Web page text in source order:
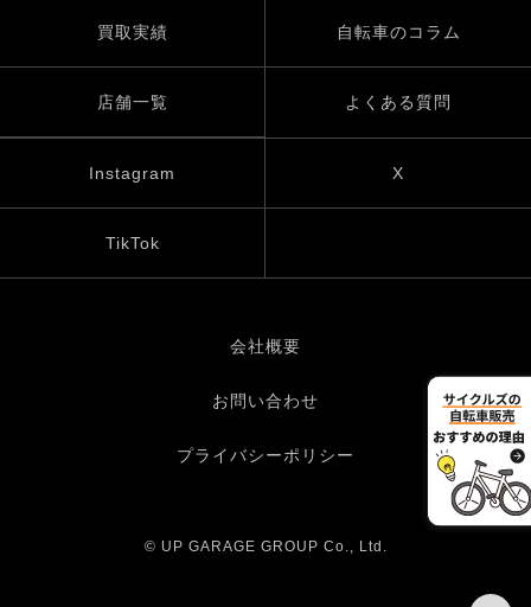
買取実績 自転車のコラム
店舗一覧 よくある質問
Instagram X
TikTok
会社概要
お問い合わせ
プライバシーポリシー
© UP GARAGE GROUP Co., Ltd.